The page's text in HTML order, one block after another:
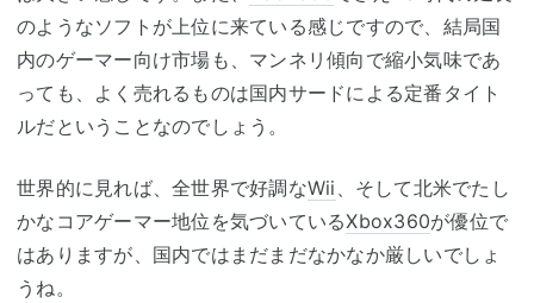
のようなソフトが上位に来ている感じですので、結局国
内のゲーマー向け市場も、マンネリ傾向で縮小気味であ
っても、よく売れるものは国内サードによる定番タイト
ルだということなのでしょう。
世界的に見れば、全世界で好調なWii 、そして北米でたし
かなコアゲーマー地位を気づいているXbox360が優位で
はありますが、国内ではまだまだなかなか厳しいでしょ
うね。